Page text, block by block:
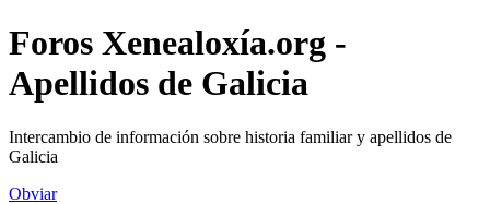
Foros Xenealoxía.org -
Apellidos de Galicia
Intercambio de información sobre historia familiar y apellidos de
Galicia
Obviar